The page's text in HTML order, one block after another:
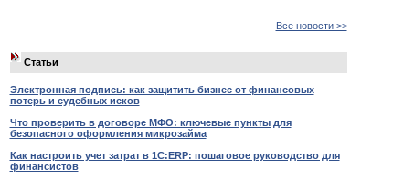
Все новости >>
Статьи
Электронная подпись: как защитить бизнес от финансовых
потерь и судебных исков
Что проверить в договоре МФО: ключевые пункты для
безопасного оформления микрозайма
Как настроить учет затрат в 1С:ERP: пошаговое руководство для
финансистов